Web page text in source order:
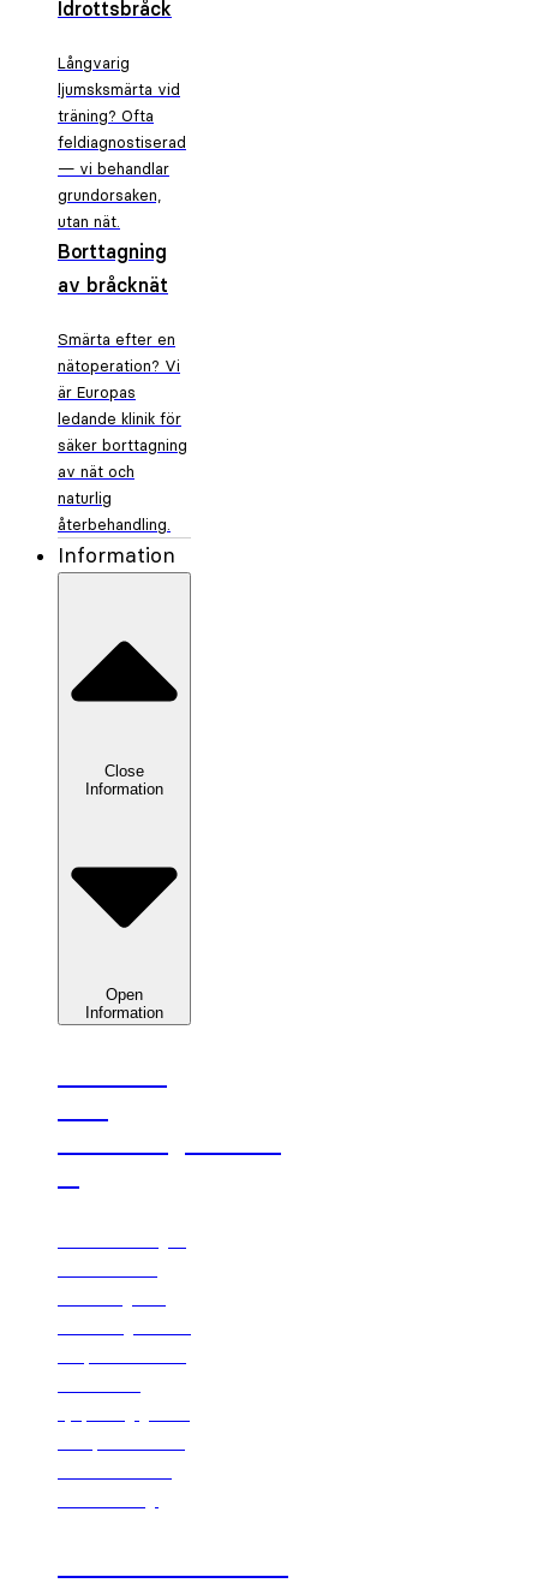
Idrottsbråck
Långvarig
ljumsksmärta vid
träning? Ofta
feldiagnostiserad
— vi behandlar
grundorsaken,
utan nät.
Borttagning
av bråcknät
Smärta efter en
nätoperation? Vi
är Europas
ledande klinik för
säker borttagning
av nät och
naturlig
återbehandling.
Information
Close
Information
Open
Information